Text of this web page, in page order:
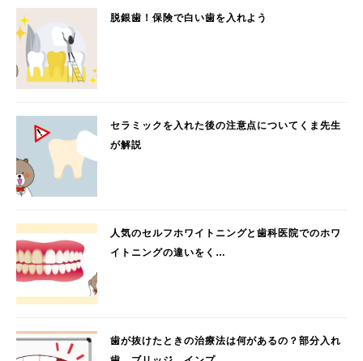
脱銀歯！保険で白い歯を入れよう
セラミックを入れた後の注意点についてくま先生
が解説
人気のセルフホワイトニングと歯科医院でのホワ
イトニングの違いをく…
歯が抜けたときの治療法は何があるの？部分入れ